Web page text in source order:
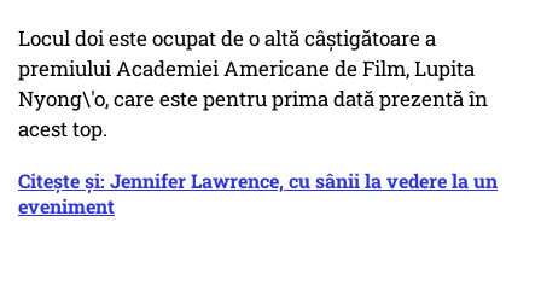
Locul doi este ocupat de o altă câştigătoare a
premiului Academiei Americane de Film, Lupita
Nyong\'o, care este pentru prima dată prezentă în
acest top.
Citește și: Jennifer Lawrence, cu sânii la vedere la un
eveniment